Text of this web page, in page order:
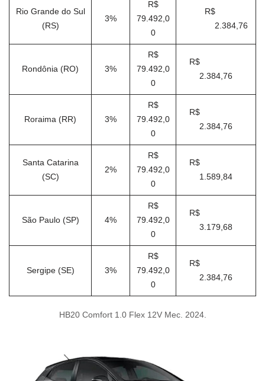
Rio Grande do Sul
(RS)
3%
R$
79.492,0
0
R$
2.384,76
Rondônia (RO) 3%
R$
79.492,0
0
R$
2.384,76
Roraima (RR) 3%
R$
79.492,0
0
R$
2.384,76
Santa Catarina
(SC)
2%
R$
79.492,0
0
R$
1.589,84
São Paulo (SP) 4%
R$
79.492,0
0
R$
3.179,68
Sergipe (SE) 3%
R$
79.492,0
0
R$
2.384,76
HB20 Comfort 1.0 Flex 12V Mec. 2024.